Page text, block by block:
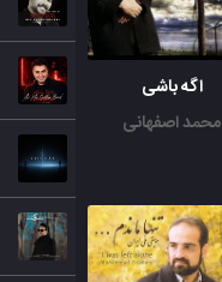
اگه باشی
محمد اصفهانی